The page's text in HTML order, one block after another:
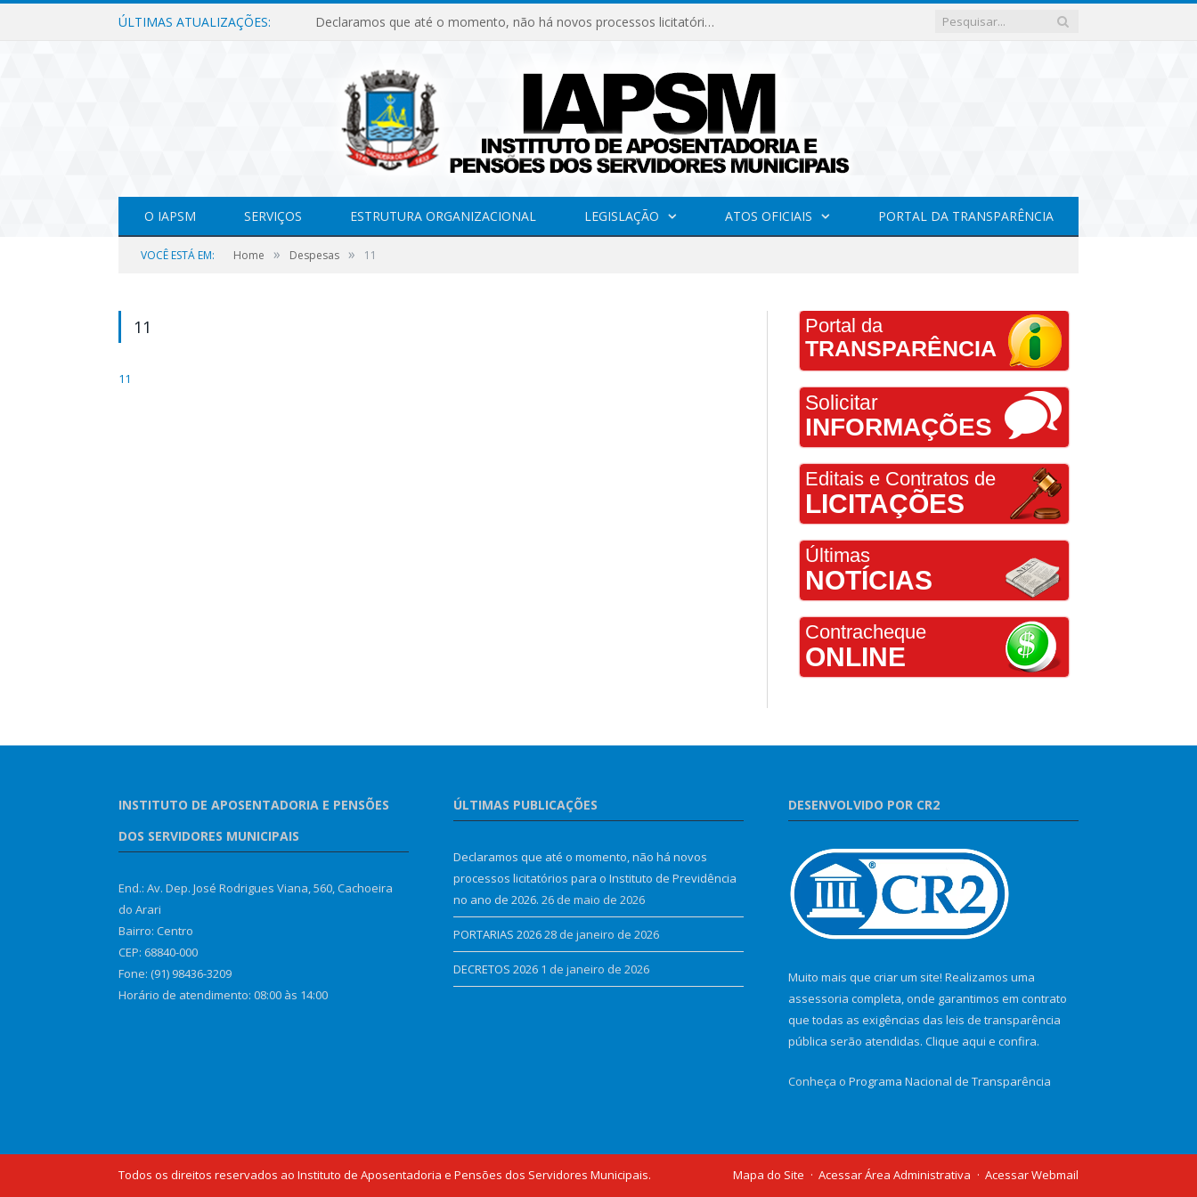
ÚLTIMAS ATUALIZAÇÕES: Declaramos que até o momento, não há novos processos licitatórios para o Instituto de Previdência no ano de 2026.
O IAPSM SERVIÇOS ESTRUTURA ORGANIZACIONAL LEGISLAÇÃO ATOS OFICIAIS PORTAL DA TRANSPARÊNCIA
VOCÊ ESTÁ EM: Home » Despesas » 11
11
11
Portal da
TRANSPARÊNCIA
Solicitar
INFORMAÇÕES
Editais e Contratos de
LICITAÇÕES
Últimas
NOTÍCIAS
Contracheque
ONLINE
INSTITUTO DE APOSENTADORIA E PENSÕES
DOS SERVIDORES MUNICIPAIS
End.: Av. Dep. José Rodrigues Viana, 560, Cachoeira
do Arari
Bairro: Centro
CEP: 68840-000
Fone: (91) 98436-3209
Horário de atendimento: 08:00 às 14:00
ÚLTIMAS PUBLICAÇÕES
Declaramos que até o momento, não há novos
processos licitatórios para o Instituto de Previdência
no ano de 2026. 26 de maio de 2026
PORTARIAS 202628 de janeiro de 2026
DECRETOS 2026 1 de janeiro de 2026
DESENVOLVIDO POR CR2
Muito mais que criar um site! Realizamos uma
assessoria completa, onde garantimos em contrato
que todas as exigências das leis de transparência
pública serão atendidas. Clique aqui e confira.
Conheça o Programa Nacional de Transparência
Todos os direitos reservados ao Instituto de Aposentadoria e Pensões dos Servidores Municipais. Mapa do Site Acessar Área Administrativa Acessar Webmail